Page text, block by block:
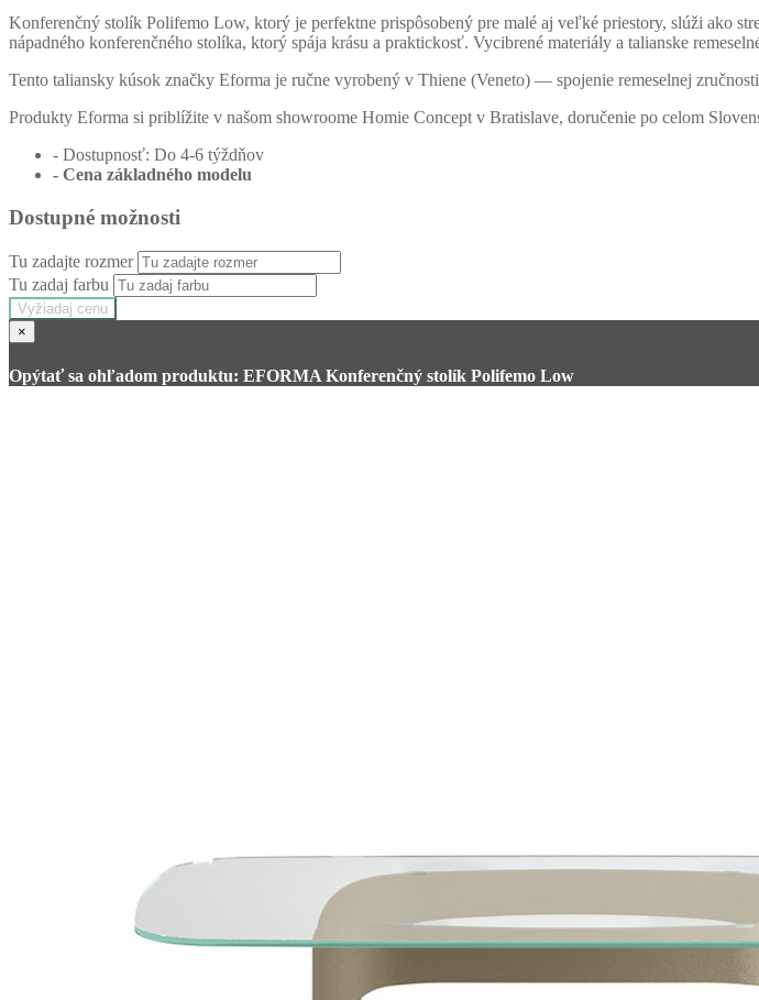
Konferenčný stolík Polifemo Low, ktorý je perfektne prispôsobený pre malé aj veľké priestory, slúži ako
nápadného konferenčného stolíka, ktorý spája krásu a praktickosť. Vycibrené materiály a talianske
Tento taliansky kúsok značky Eforma je ručne vyrobený v Thiene (Veneto) — spojenie remeselnej
Produkty Eforma si priblížite v našom showroome Homie Concept v Bratislave, doručenie po celom
- Dostupnosť: Do 4-6 týždňov
- Cena základného modelu
Dostupné možnosti
Tu zadajte rozmer
Tu zadaj farbu
Vyžiadaj cenu
×
Opýtať sa ohľadom produktu: EFORMA Konferenčný stolík Polifemo Low